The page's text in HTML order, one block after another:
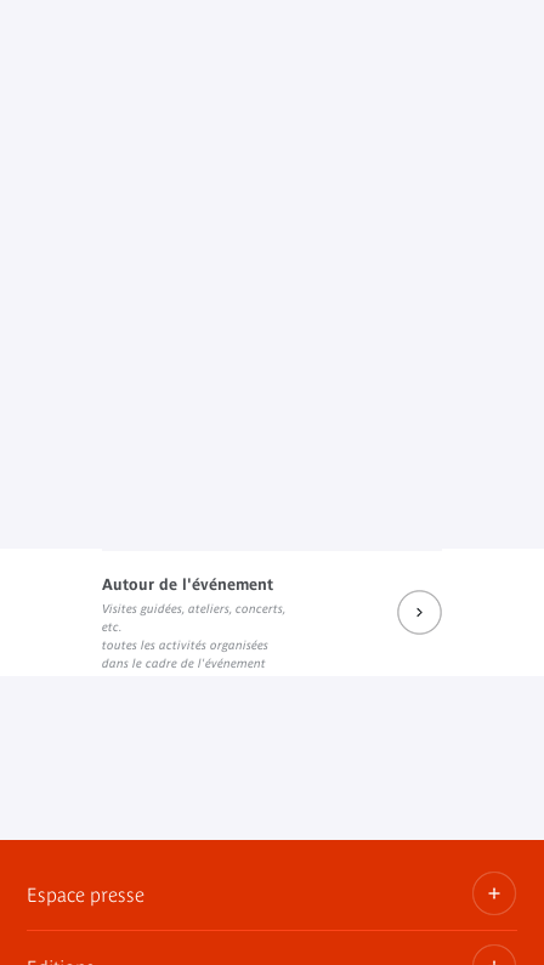
Autour de l'événement
Visites guidées, ateliers, concerts,
etc.
toutes les activités organisées
dans le cadre de l'événement
Espace presse